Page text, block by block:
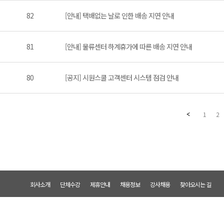
82 [안내] 택배없는 날로 인한 배송 지연 안내
81 [안내] 물류센터 하계휴가에 따른 배송 지연 안내
80 [공지] 시원스쿨 고객센터 시스템 점검 안내
1 2
회사소개 단체수강 제휴안내 채용정보 강사채용 찾아오시는 길